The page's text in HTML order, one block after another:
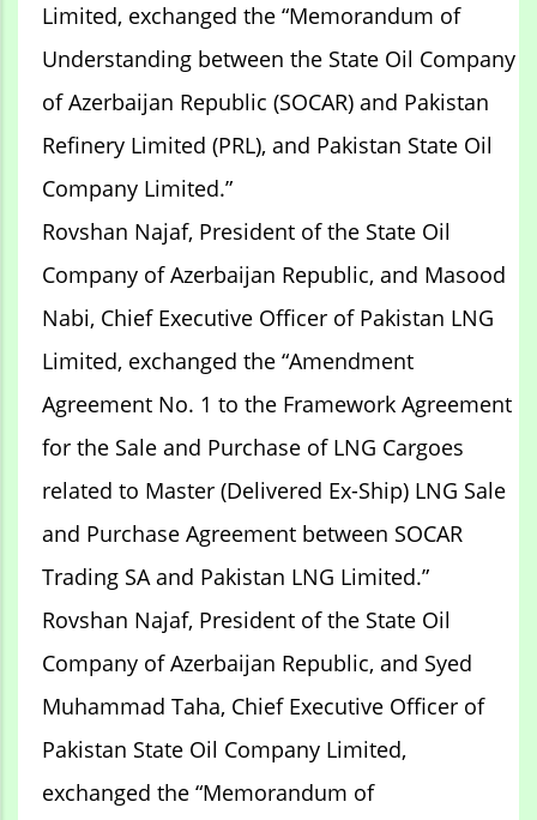
Limited, exchanged the “Memorandum of
Understanding between the State Oil Company
of Azerbaijan Republic (SOCAR) and Pakistan
Refinery Limited (PRL), and Pakistan State Oil
Company Limited.”
Rovshan Najaf, President of the State Oil
Company of Azerbaijan Republic, and Masood
Nabi, Chief Executive Officer of Pakistan LNG
Limited, exchanged the “Amendment
Agreement No. 1 to the Framework Agreement
for the Sale and Purchase of LNG Cargoes
related to Master (Delivered Ex-Ship) LNG Sale
and Purchase Agreement between SOCAR
Trading SA and Pakistan LNG Limited.”
Rovshan Najaf, President of the State Oil
Company of Azerbaijan Republic, and Syed
Muhammad Taha, Chief Executive Officer of
Pakistan State Oil Company Limited,
exchanged the “Memorandum of